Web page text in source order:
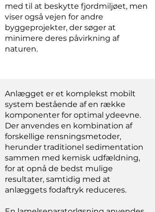
med til at beskytte fjordmiljøet, men
viser også vejen for andre
byggeprojekter, der søger at
minimere deres påvirkning af
naturen.
Anlægget er et komplekst mobilt
system bestående af en række
komponenter for optimal ydeevne.
Der anvendes en kombination af
forskellige rensningsmetoder,
herunder traditionel sedimentation
sammen med kemisk udfældning,
for at opnå de bedst mulige
resultater, samtidig med at
anlæggets fodaftryk reduceres.